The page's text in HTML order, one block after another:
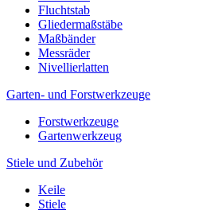
Fluchtstab
Gliedermaßstäbe
Maßbänder
Messräder
Nivellierlatten
Garten- und Forstwerkzeuge
Forstwerkzeuge
Gartenwerkzeug
Stiele und Zubehör
Keile
Stiele